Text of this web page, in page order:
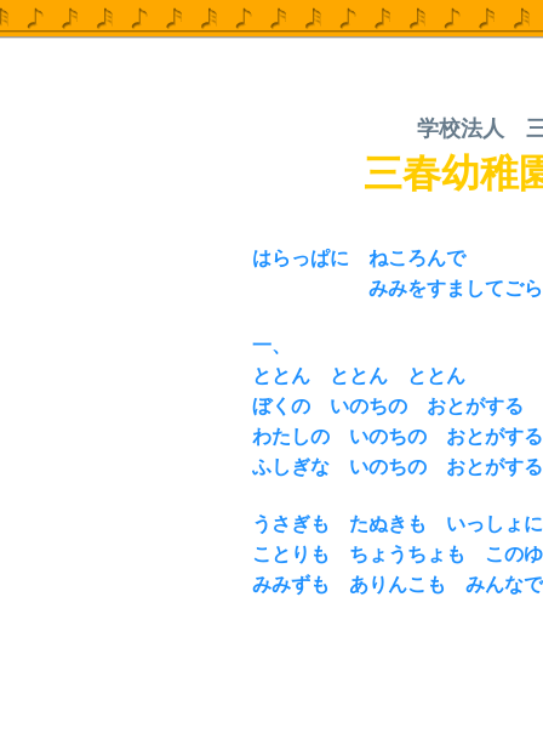
学校法人
三春幼稚
はらっぱに ねころんで
みみをすましてごら
一、
ととん ととん ととん
ぼくの いのちの おとがする
わたしの いのちの おとがする
ふしぎな いのちの おとがする
うさぎも たぬきも いっしょに
ことりも ちょうちょも このゆ
みみずも ありんこも みんなで